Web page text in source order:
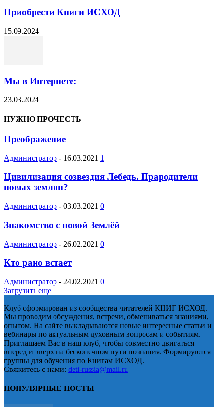
Приобрести Книги ИСХОД
15.09.2024
Мы в Интернете:
23.03.2024
НУЖНО ПРОЧЕСТЬ
Преображение
Администратор - 16.03.2021 1
Цивилизация созвездия Лебедь. Прародители
новых землян?
Администратор - 03.03.2021 0
Знакомство с новой Землёй
Администратор - 26.02.2021 0
Кто рано встает
Администратор - 24.02.2021 0
Загрузить еще
Клуб сформирован из сообщества читателей КНИГ ИСХОД.
Мы проводим обсуждения, встречи, обмениваться знаниями,
опытом. На сайте выкладываются новые интересные статьи и
вебинары по актуальным духовным вопросам и событиям.
Приглашаем Вас в наш клуб, чтобы совместно двигаться
вперед и вверх на бесконечном пути познания. Формируются
группы для обучения по Книгам ИСХОД.
Свяжитесь с нами: deti-russia@mail.ru
ПОПУЛЯРНЫЕ ПОСТЫ